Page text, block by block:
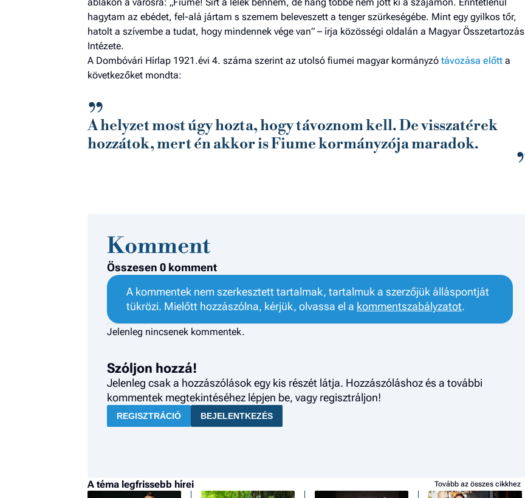
hagytam az ebédet, fel-alá jártam s szemem beleveszett a tenger szürkeségébe. Mint egy gyilkos tőr,
hatolt a szívembe a tudat, hogy mindennek vége van” – írja közösségi oldalán a Magyar Összetartozás
Intézete.
A Dombóvári Hírlap 1921.évi 4. száma szerint az utolsó fiumei magyar kormányzó távozása előtt a
következőket mondta:
A helyzet most úgy hozta, hogy távoznom kell. De visszatérek
hozzátok, mert én akkor is Fiume kormányzója maradok.
Komment
Összesen 0 komment
A kommentek nem szerkesztett tartalmak, tartalmuk a szerzőjük álláspontját
tükrözi. Mielőtt hozzászólna, kérjük, olvassa el a kommentszabályzatot.
Jelenleg nincsenek kommentek.
Szóljon hozzá!
Jelenleg csak a hozzászólások egy kis részét látja. Hozzászóláshoz és a további
kommentek megtekintéséhez lépjen be, vagy regisztráljon!
REGISZTRÁCIÓ BEJELENTKEZÉS
A téma legfrissebb hírei Tovább az összes cikkhez